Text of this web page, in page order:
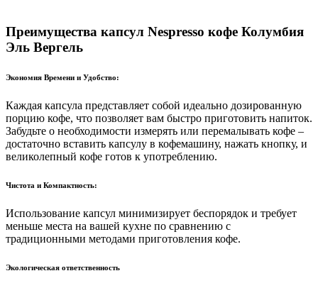
Преимущества капсул Nespresso кофе Колумбия
Эль Вергель
Экономия Времени и Удобство:
Каждая капсула представляет собой идеально дозированную
порцию кофе, что позволяет вам быстро приготовить напиток.
Забудьте о необходимости измерять или перемалывать кофе –
достаточно вставить капсулу в кофемашину, нажать кнопку, и
великолепный кофе готов к употреблению.
Чистота и Компактность:
Использование капсул минимизирует беспорядок и требует
меньше места на вашей кухне по сравнению с
традиционными методами приготовления кофе.
Экологическая ответственность